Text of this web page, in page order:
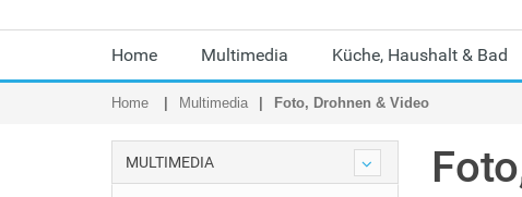
Home Multimedia Küche, Haushalt & Bad
Home Multimedia Foto, Drohnen & Video
MULTIMEDIA